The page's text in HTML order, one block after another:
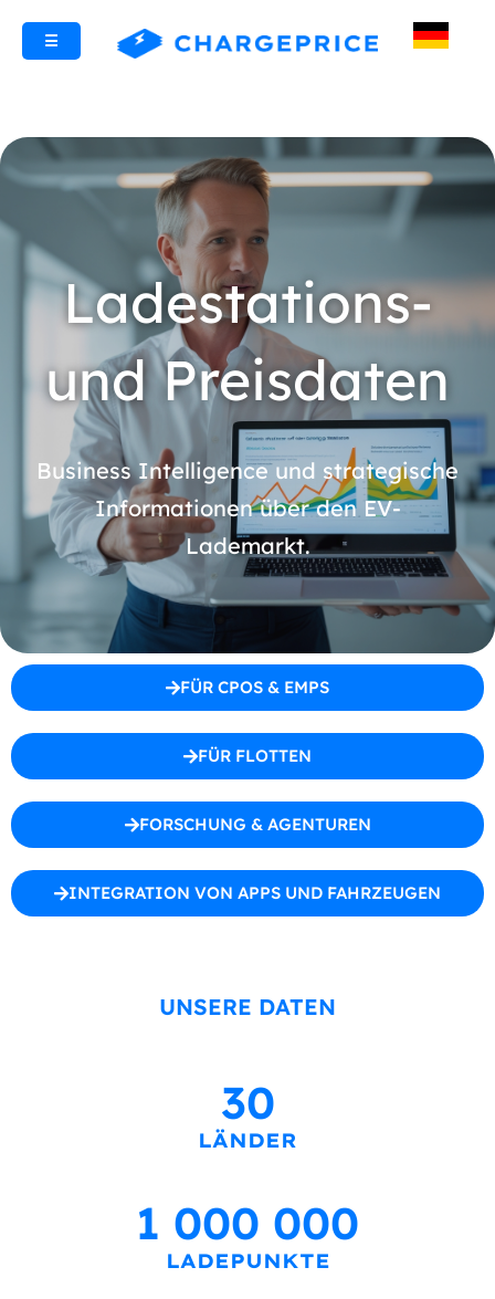
☰
Ladestations-
und Preisdaten
Business Intelligence und strategische
Informationen über den EV-
Lademarkt.
FÜR CPOS & EMPS
FÜR FLOTTEN
FORSCHUNG & AGENTUREN
INTEGRATION VON APPS UND FAHRZEUGEN
UNSERE DATEN
LÄNDER
30
LADEPUNKTE
1 000 000